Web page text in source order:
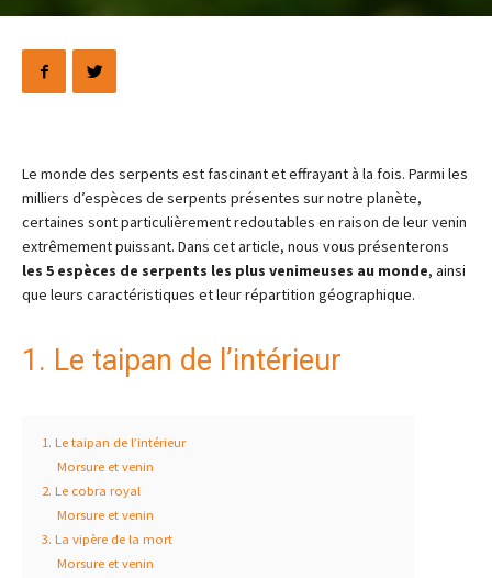
Le monde des serpents est fascinant et effrayant à la fois. Parmi les
milliers d’espèces de serpents présentes sur notre planète,
certaines sont particulièrement redoutables en raison de leur venin
extrêmement puissant. Dans cet article, nous vous présenterons
les 5 espèces de serpents les plus venimeuses au monde, ainsi
que leurs caractéristiques et leur répartition géographique.
1. Le taipan de l’intérieur
1. Le taipan de l’intérieur
Morsure et venin
2. Le cobra royal
Morsure et venin
3. La vipère de la mort
Morsure et venin